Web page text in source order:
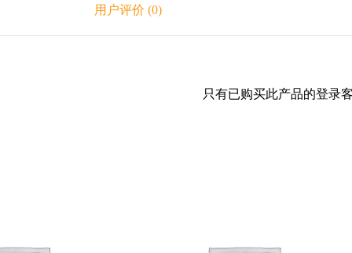
用户评价 (0)
只有已购买此产品的登录